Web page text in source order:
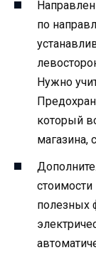
по
Нужно
который
магазина,
стоимости
полезных